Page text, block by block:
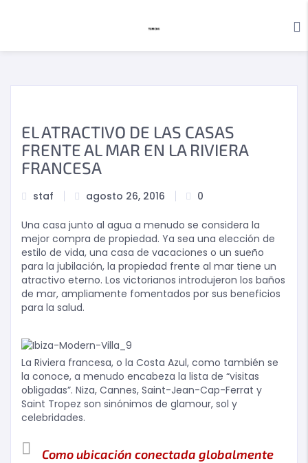
EL ATRACTIVO DE LAS CASAS
FRENTE AL MAR EN LA RIVIERA
FRANCESA
staf agosto 26, 2016 0
Una casa junto al agua a menudo se considera la
mejor compra de propiedad. Ya sea una elección de
estilo de vida, una casa de vacaciones o un sueño
para la jubilación, la propiedad frente al mar tiene un
atractivo eterno. Los victorianos introdujeron los baños
de mar, ampliamente fomentados por sus beneficios
para la salud.
La Riviera francesa, o la Costa Azul, como también se
la conoce, a menudo encabeza la lista de “visitas
obligadas”. Niza, Cannes, Saint-Jean-Cap-Ferrat y
Saint Tropez son sinónimos de glamour, sol y
celebridades.
Como ubicación conectada globalmente